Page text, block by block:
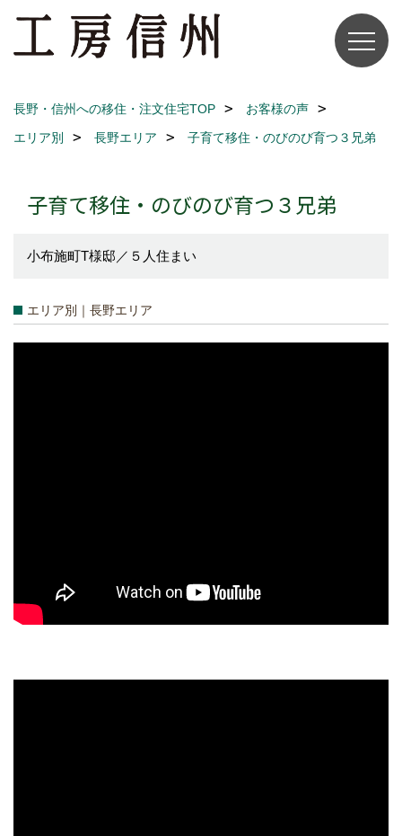
長野・信州への移住・注文住宅TOP
お客様の声
エリア別
長野エリア 子育て移住・のびのび育つ３兄弟
子育て移住・のびのび育つ３兄弟
小布施町T様邸／５人住まい
エリア別｜長野エリア